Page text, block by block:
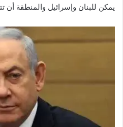
يمكن للبنان وإسرائيل والمنطقة أن